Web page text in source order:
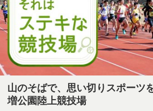
山のそばで、思い切りスポーツ
増公園陸上競技場